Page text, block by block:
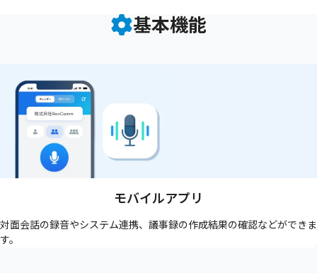
基本機能
モバイルアプリ
対面会話の録音やシステム連携、議事録の作成結果の確認などができま
す。